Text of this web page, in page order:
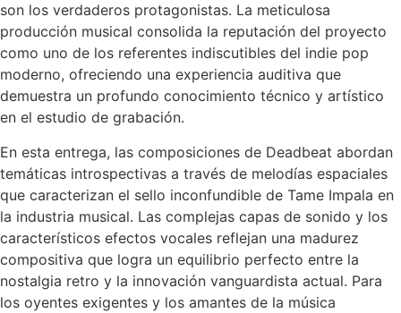
son los verdaderos protagonistas. La meticulosa
producción musical consolida la reputación del proyecto
como uno de los referentes indiscutibles del indie pop
moderno, ofreciendo una experiencia auditiva que
demuestra un profundo conocimiento técnico y artístico
en el estudio de grabación.
En esta entrega, las composiciones de Deadbeat abordan
temáticas introspectivas a través de melodías espaciales
que caracterizan el sello inconfundible de Tame Impala en
la industria musical. Las complejas capas de sonido y los
característicos efectos vocales reflejan una madurez
compositiva que logra un equilibrio perfecto entre la
nostalgia retro y la innovación vanguardista actual. Para
los oyentes exigentes y los amantes de la música